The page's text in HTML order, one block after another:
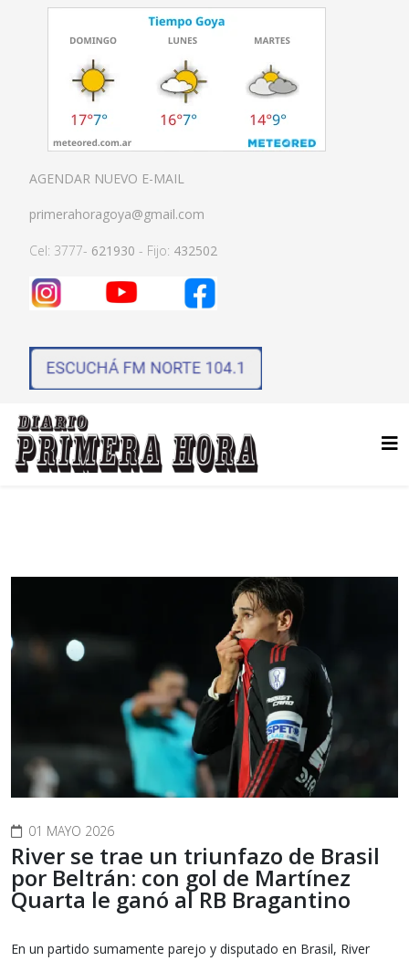
AGENDAR NUEVO E-MAIL
primerahoragoya@gmail.com
Cel: 3777- 621930 - Fijo: 432502
01 MAYO 2026
River se trae un triunfazo de Brasil
por Beltrán: con gol de Martínez
Quarta le ganó al RB Bragantino
En un partido sumamente parejo y disputado en Brasil, River